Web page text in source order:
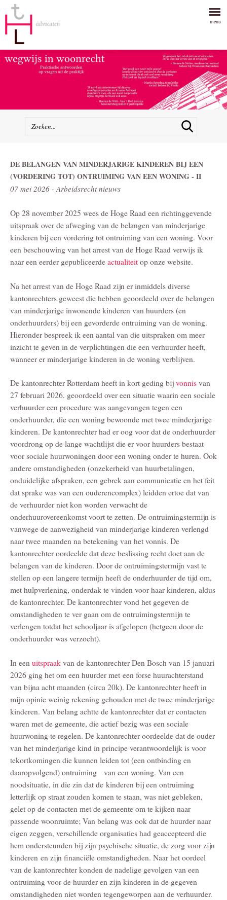
menu
DE BELANGEN VAN MINDERJARIGE KINDEREN BIJ EEN
(VORDERING TOT) ONTRUIMING VAN EEN WONING - II
07 mei 2026 - Arbeidsrecht nieuws
Op 28 november 2025 wees de Hoge Raad een richtinggevende
uitspraak over de afweging van de belangen van minderjarige
kinderen bij een vordering tot ontruiming van een woning. Voor
een beschouwing van het arrest van de Hoge Raad verwijs ik
naar een eerder gepubliceerde actualiteit op onze website.
Na het arrest van de Hoge Raad zijn er inmiddels diverse
kantonrechters geweest die hebben geoordeeld over de belangen
van minderjarige inwonende kinderen van huurders (en
onderhuurders) bij een gevorderde ontruiming van de woning.
Hieronder bespreek ik een aantal van die uitspraken om meer
inzicht te geven in de verplichtingen die een verhuurder heeft,
wanneer er minderjarige kinderen in de woning verblijven.
De kantonrechter Rotterdam heeft in kort geding bij vonnis van
27 februari 2026. geoordeeld over een situatie waarin een sociale
verhuurder een procedure was aangevangen tegen een
onderhuurder, die een woning bewoonde met twee minderjarige
kinderen. De kantonrechter had er oog voor dat de onderhuurder
voordrong op de lange wachtlijst die er voor huurders bestaat
voor sociale huurwoningen door een woning onder te huren. Ook
andere omstandigheden (onzekerheid van huurbetalingen,
onduidelijke afspraken, een gebrek aan communicatie en het feit
dat sprake was van een ouderencomplex) leidden ertoe dat van
de verhuurder niet kon worden verwacht de
onderhuurovereenkomst voort te zetten. De ontruimingstermijn is
vanwege de aanwezigheid van minderjarige kinderen verlengd
naar twee maanden na betekening van het vonnis. De
kantonrechter oordeelde dat deze beslissing recht doet aan de
belangen van de kinderen. Door de ontruimingstermijn vast te
stellen op een langere termijn heeft de onderhuurder de tijd om,
met hulpverlening, onderdak te vinden voor haar kinderen, aldus
de kantonrechter. De kantonrechter vond het gegeven de
omstandigheden te ver gaan om de ontruimingstermijn te
verlengen totdat het schooljaar is afgelopen (hetgeen door de
onderhuurder was verzocht).
In een uitspraak van de kantonrechter Den Bosch van 15 januari
2026 ging het om een huurder met een forse huurachterstand
van bijna acht maanden (circa 20k). De kantonrechter heeft in
mijn opinie weinig rekening gehouden met de twee minderjarige
kinderen. Van belang achtte de kantonrechter dat er contacten
waren met de gemeente, die actief bezig was een sociale
huurwoning te regelen. De kantonrechter oordeelde dat de ouder
van het minderjarige kind in principe verantwoordelijk is voor
tekortkomingen die kunnen leiden tot (een ontbinding en
daaropvolgend) ontruiming van een woning. Van een
noodsituatie, in die zin dat de kinderen bij een ontruiming
letterlijk op straat zouden komen te staan, was niet gebleken,
gelet op de contacten met de gemeente om te kijken naar
passende woonruimte; Van belang was ook dat de huurder naar
eigen zeggen, verschillende organisaties had geaccepteerd die
hem ondersteunden bij zijn psychische situatie, de zorg voor zijn
kinderen en zijn financiële omstandigheden. Naar het oordeel
van de kantonrechter konden de nadelige gevolgen van een
ontruiming voor de huurder en zijn kinderen in de gegeven
omstandigheden niet worden tegengeworpen aan de verhuurder.